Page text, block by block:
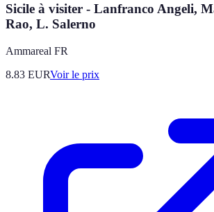
Sicile à visiter - Lanfranco Angeli,
Rao, L. Salerno
Ammareal FR
8.83 EURVoir le prix